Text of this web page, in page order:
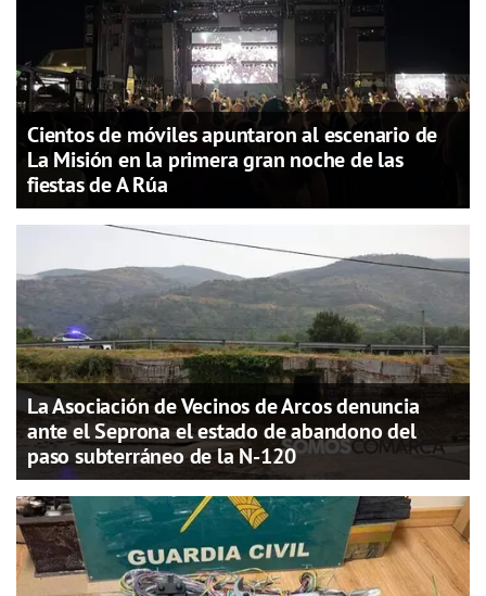
Cientos de móviles apuntaron al escenario de
La Misión en la primera gran noche de las
fiestas de A Rúa
La Asociación de Vecinos de Arcos denuncia
ante el Seprona el estado de abandono del
paso subterráneo de la N-120